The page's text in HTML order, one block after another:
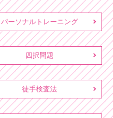
パーソナルトレーニング
四択問題
徒手検査法